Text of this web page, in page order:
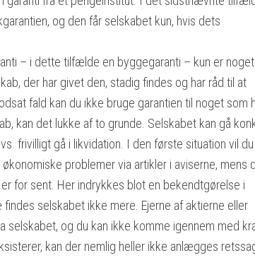
og den får selskabet kun, hvis dets
– i dette tilfælde en byggegaranti – kun er noget
der har givet den, stadig findes og har råd til at
fald kan du ikke bruge garantien til noget som
kan det lukke af to grunde. Selskabet kan gå
frivilligt gå i likvidation. I den første situation vil du
problemer via artikler i aviserne, mens
for sent. Her indrykkes blot en bekendtgørelse i
selskabet ikke mere. Ejerne af aktierne eller
selskabet, og du kan ikke komme igennem med
kan der nemlig heller ikke anlægges